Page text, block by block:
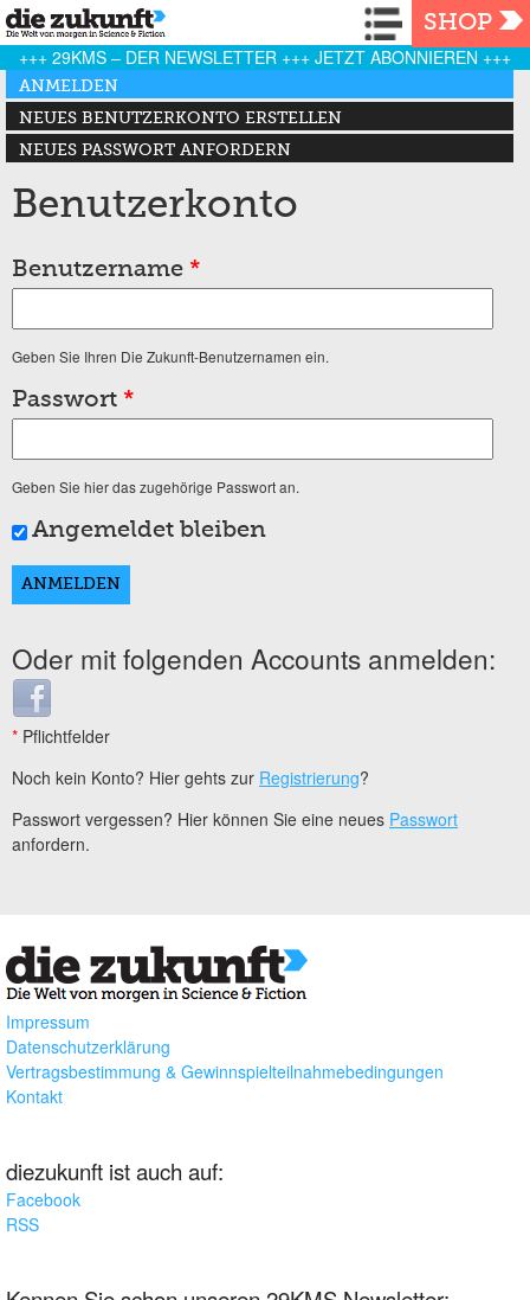
Navigation
SHOP
+++ 29KMS – DER NEWSLETTER +++ JETZT ABONNIEREN +++
Haupt-Reiter
ANMELDEN
(AKTIVER REITER)
NEUES BENUTZERKONTO ERSTELLEN
NEUES PASSWORT ANFORDERN
Benutzerkonto
Benutzername *
Geben Sie Ihren Die Zukunft-Benutzernamen ein.
Passwort *
Geben Sie hier das zugehörige Passwort an.
Angemeldet bleiben
Oder mit folgenden Accounts anmelden:
Login with Facebook
* Pflichtfelder
Noch kein Konto? Hier gehts zur Registrierung?
Passwort vergessen? Hier können Sie eine neues Passwort
anfordern.
Impressum
Datenschutzerklärung
Vertragsbestimmung & Gewinnspielteilnahmebedingungen
Kontakt
diezukunft ist auch auf:
Facebook
RSS